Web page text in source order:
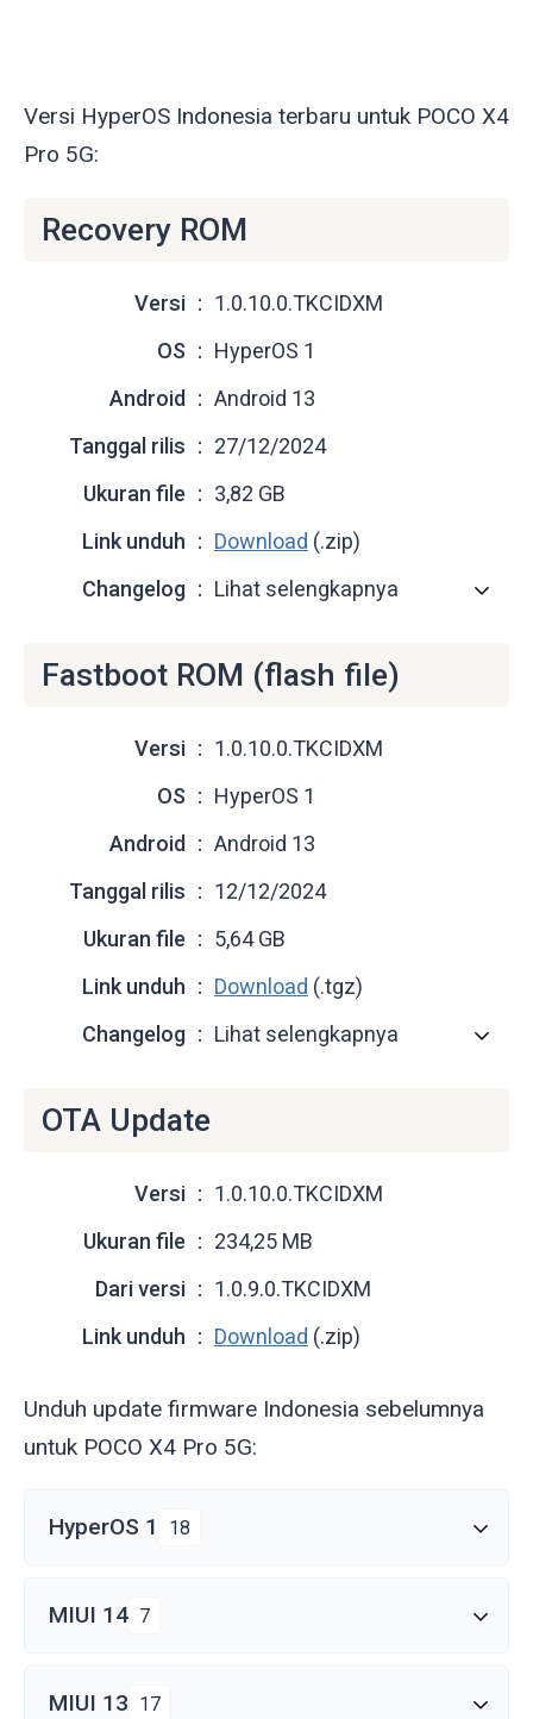
Versi HyperOS Indonesia terbaru untuk POCO X4
Pro 5G:
Recovery ROM
Versi
1.0.10.0.TKCIDXM
OS
HyperOS 1
Android
Android 13
Tanggal rilis
27/12/2024
Ukuran file
3,82 GB
Link unduh
Download (.zip)
Changelog
Lihat selengkapnya
Fastboot ROM (flash file)
Versi
1.0.10.0.TKCIDXM
OS
HyperOS 1
Android
Android 13
Tanggal rilis
12/12/2024
Ukuran file
5,64 GB
Link unduh
Download (.tgz)
Changelog
Lihat selengkapnya
OTA Update
Versi
1.0.10.0.TKCIDXM
Ukuran file
234,25 MB
Dari versi
1.0.9.0.TKCIDXM
Link unduh
Download (.zip)
Unduh update firmware Indonesia sebelumnya
untuk POCO X4 Pro 5G:
HyperOS 1 18
MIUI 14 7
MIUI 13 17